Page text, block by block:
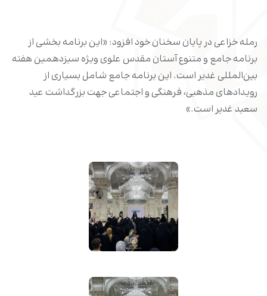
رمله خزاعی در پایان سخنان خود افزود: «این برنامه بخشی از
برنامه جامع و متنوع آستان مقدس علوی ویژه سیزدهمین هفته
بین‌المللی غدیر است. این برنامه جامع شامل بسیاری از
رویدادهای مذهبی، فرهنگی و اجتماعی جهت بزرگداشت عید
سعید غدیر است.»